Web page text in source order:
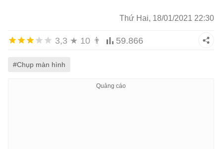
Thứ Hai, 18/01/2021 22:30
3,3 ★ 10 👨 59.866
#Chụp màn hình